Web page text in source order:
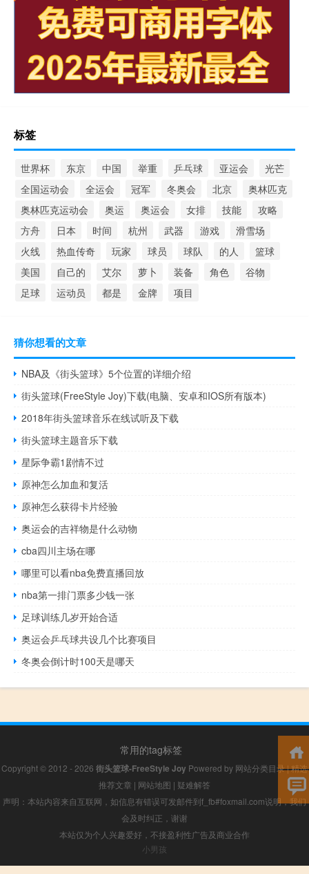
标签
世界杯 东京 中国 举重 乒乓球 亚运会
光芒
全国运动会
全运会 冠军 冬奥会 北京
奥林匹克
奥林匹克运动会
奥运 奥运会 女排 技能
攻略
方舟
日本 时间 杭州 武器 游戏
滑雪场
火线
热血传奇 玩家 球员 球队 的人
篮球
美国
自己的 艾尔 萝卜 装备 角色
谷物
足球
运动员 都是 金牌 项目
猜你想看的文章
NBA及《街头篮球》5个位置的详细介绍
街头篮球(FreeStyle Joy)下载(电脑、安卓和IOS所有版本)
2018年街头篮球音乐在线试听及下载
街头篮球主题音乐下载
星际争霸1剧情不过
原神怎么加血和复活
原神怎么获得卡片经验
奥运会的吉祥物是什么动物
cba四川主场在哪
哪里可以看nba免费直播回放
nba第一排门票多少钱一张
足球训练几岁开始合适
奥运会乒乓球共设几个比赛项目
冬奥会倒计时100天是哪天
常用的tag标签
Copyright © 2012 - 2026 街头篮球-FreeStyle Joy Powered by 网站分类目录|精选
推荐文章 | 网站地图 | 疑难解答
声明：本站内容来自互联网，如信息有错误可发邮件到f_fb#foxmail.com说明，我们
会及时纠正，谢谢
本站仅为个人兴趣爱好，不接盈利性广告及商业合作
小男孩